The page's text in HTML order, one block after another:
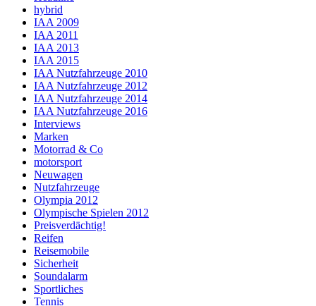
hybrid
IAA 2009
IAA 2011
IAA 2013
IAA 2015
IAA Nutzfahrzeuge 2010
IAA Nutzfahrzeuge 2012
IAA Nutzfahrzeuge 2014
IAA Nutzfahrzeuge 2016
Interviews
Marken
Motorrad & Co
motorsport
Neuwagen
Nutzfahrzeuge
Olympia 2012
Olympische Spielen 2012
Preisverdächtig!
Reifen
Reisemobile
Sicherheit
Soundalarm
Sportliches
Tennis